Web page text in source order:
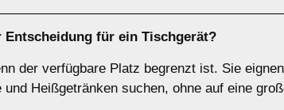
Entscheidung für ein Tischgerät?
der verfügbare Platz begrenzt ist. Sie
Heißgetränken suchen, ohne auf eine